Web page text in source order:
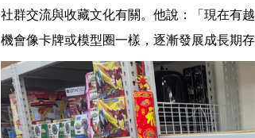
社群交流與收藏文化有關。他說：「現在有
機會像卡牌或模型圈一樣，逐漸發展成長期存